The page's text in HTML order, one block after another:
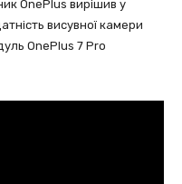
OnePlus вирішив у
висувної камери
OnePlus 7 Pro